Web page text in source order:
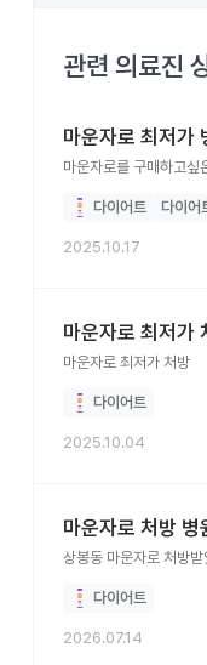
관련 의료진
마운자로 최저가
마운자로를 구매하고싶
다이어트 다이어
2025.10.17
마운자로 최저가
마운자로 최저가 처방
다이어트
2025.10.04
마운자로 처방
상봉동 마운자로 처방
다이어트
2026.07.14